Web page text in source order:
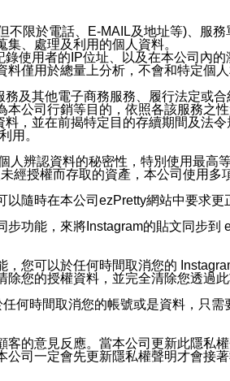
不限於電話、E-MAIL及地址等)、服
、處理及利用的個人資料。
使用者的IP位址、以及在本公司內
僅用於總量上分析，不會和特定個人
及其他電子商務服務、履行法定或
公司行銷等目的，依照各該服務之
，並在前揭特定目的存續期間及法
用。
人辨認資料的秘密性，特別使用最高
經授權而存取的資產，本公司使用
隨時在本公司ezPretty網站中要求更
功能，來將Instagram的貼文同步
您可以於任何時間取消您的
您的授權資料，並完全清除您透過此
何時間取消您的帳號或是資料，只需
的意見反應。當本公司更新此隱
司一定會先更新隱私權聲明才會